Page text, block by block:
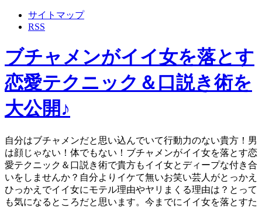
サイトマップ
RSS
ブチャメンがイイ女を落とす
恋愛テクニック＆口説き術を
大公開♪
自分はブチャメンだと思い込んでいて行動力のない貴方！男
は顔じゃない！体でもない！ブチャメンがイイ女を落とす恋
愛テクニック＆口説き術で貴方もイイ女とディープな付き合
いをしませんか？自分よりイケて無いお笑い芸人がとっかえ
ひっかえでイイ女にモテル理由やヤリまくる理由は？とって
も気になるところだと思います。今までにイイ女を落とすた